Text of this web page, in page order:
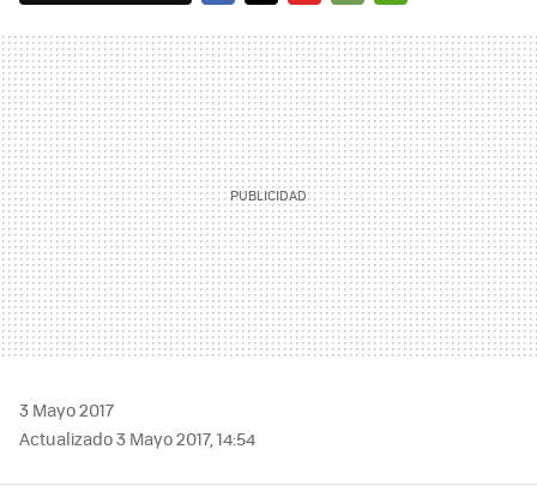
MAIL
3 Mayo 2017
Actualizado 3 Mayo 2017, 14:54